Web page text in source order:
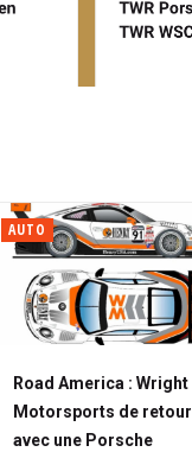
AUTO
Road America : Wright
Motorsports de retour
avec une Porsche